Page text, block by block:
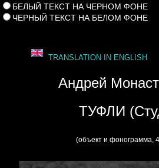
БЕЛЫЙ ТЕКСТ НА ЧЕРНОМ ФОНЕ
ЧЕРНЫЙ ТЕКСТ НА БЕЛОМ ФОНЕ
TRANSLATION IN ENGLISH
Андрей
ТУФЛИ
(объект и фонограмма,